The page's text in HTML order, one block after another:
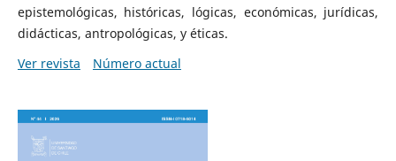
epistemológicas, históricas, lógicas, económicas, jurídicas,
didácticas, antropológicas, y éticas.
Ver revista
Número actual